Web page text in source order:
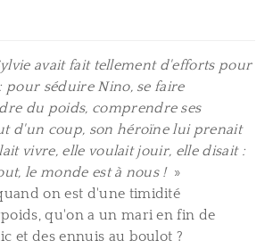
avait fait tellement d'efforts pour
pour séduire Nino, se faire
du poids, comprendre ses
d'un coup, son héroïne lui prenait
vivre, elle voulait jouir, elle disait :
le monde est à nous ! »
on est d'une timidité
qu'on a un mari en fin de
et des ennuis au boulot ?